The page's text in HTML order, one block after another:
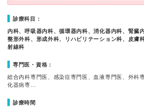
診療科目：
内科、呼吸器内科、循環器内科、消化器内科、腎臓
整形外科、形成外科、リハビリテーション科、皮膚
射線科
専門医・資格：
総合内科専門医、感染症専門医、血液専門医、外科
化器病専…
診療時間